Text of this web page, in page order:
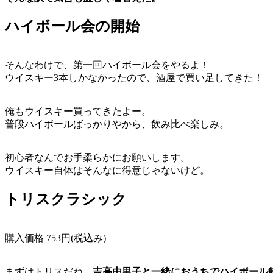
ハイボール会の開始
そんなわけで、第一回ハイボール会をやるよ！
ウイスキー3本しかなかったので、酒屋で買い足してきた！
俺もウイスキー買ってきたよー。
普段ハイボールばっかりやから、飲み比べ楽しみ。
初心者なんでお手柔らかにお願いします。
ウイスキー自体はそんなに得意じゃないけど。
トリスクラシック
購入価格 753円(税込み)